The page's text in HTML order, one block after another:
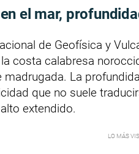
el mar,
de Geofísica y
costa calabresa
madrugada. La
que no suele
extendido.